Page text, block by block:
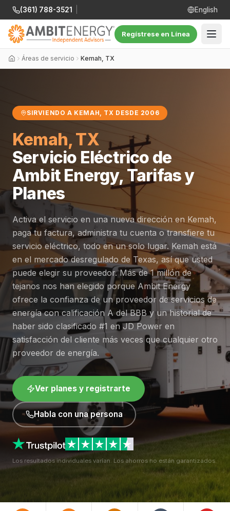
(361) 788-3521 English
Regístrese en Línea
Áreas de servicio Kemah, TX
SIRVIENDO A KEMAH, TX DESDE 2006
Kemah, TX
Servicio Eléctrico de
Ambit Energy, Tarifas y
Planes
Activa el servicio en una nueva dirección en Kemah,
paga tu factura, administra tu cuenta o transfiere tu
servicio eléctrico, todo en un solo lugar. Kemah está
en el mercado desregulado de Texas, así que usted
puede elegir su proveedor. Más de 1 millón de
tejanos nos han elegido porque Ambit Energy
ofrece la confianza de un proveedor de servicios de
energía con calificación A del BBB y un historial de
haber sido clasificado #1 en JD Power en
satisfacción del cliente más veces que cualquier otro
proveedor de energía.
Ver planes y registrarte
Habla con una persona
Los resultados individuales varían. Los ahorros no están garantizados.